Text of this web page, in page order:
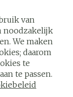
van
noodzakelijk
We maken
daarom
te
te passen.